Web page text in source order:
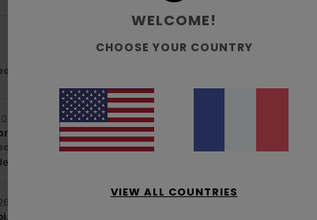
qualité / prix
qualité / prix: 5/5 Taille: Taille parfaite
ce produit
WELCOME!
CHOOSE YOUR COUNTRY
VIEW ALL COUNTRIES